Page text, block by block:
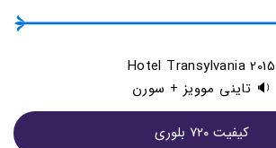
Hotel Transylvania 2015
🔉 تاینی موویز + سورن
کيفيت ۷۲۰ بلوری